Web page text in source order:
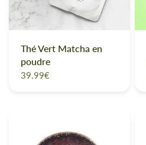
Thé Vert Matcha en
poudre
39.99€